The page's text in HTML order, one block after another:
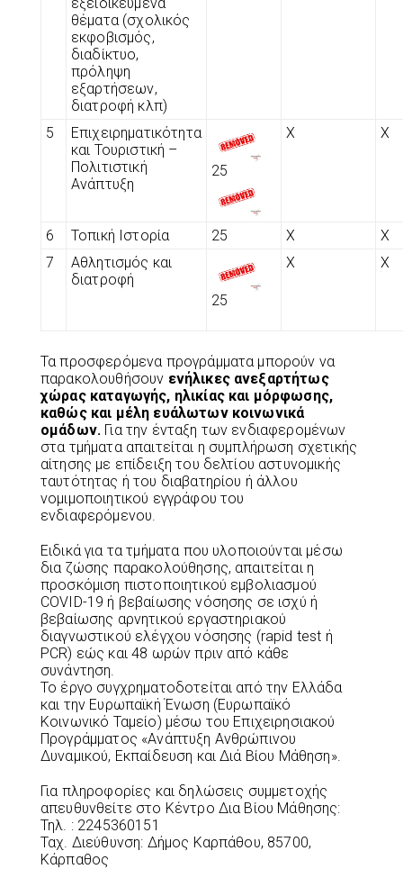
θέματα (σχολικός
εκφοβισμός,
διαδίκτυο,
πρόληψη
εξαρτήσεων,
διατροφή κλπ)
5
Επιχειρηματικότητα
και Τουριστική –
Πολιτιστική
Ανάπτυξη
25
Χ Χ
6 Τοπική Ιστορία 25 Χ
Χ
7
Αθλητισμός και
διατροφή
25
Χ Χ
Τα προσφερόμενα προγράμματα μπορούν να
παρακολουθήσουν ενήλικες ανεξαρτήτως
χώρας καταγωγής, ηλικίας και μόρφωσης,
καθώς και μέλη ευάλωτων κοινωνικά
ομάδων. Για την ένταξη των ενδιαφερομένων
στα τμήματα απαιτείται η συμπλήρωση σχετικής
αίτησης με επίδειξη του δελτίου αστυνομικής
ταυτότητας ή του διαβατηρίου ή άλλου
νομιμοποιητικού εγγράφου του
ενδιαφερόμενου.
Ειδικά για τα τμήματα που υλοποιούνται μέσω
δια ζώσης παρακολούθησης, απαιτείται η
προσκόμιση πιστοποιητικού εμβολιασμού
COVID-19 ή βεβαίωσης νόσησης σε ισχύ ή
βεβαίωσης αρνητικού εργαστηριακού
διαγνωστικού ελέγχου νόσησης (rapid test ή
PCR) εώς και 48 ωρών πριν από κάθε
συνάντηση.
Το έργο συγχρηματοδοτείται από την Ελλάδα
και την Ευρωπαϊκή Ένωση (Ευρωπαϊκό
Κοινωνικό Ταμείο) μέσω του Επιχειρησιακού
Προγράμματος «Ανάπτυξη Ανθρώπινου
Δυναμικού, Εκπαίδευση και Διά Βίου Μάθηση».
Για πληροφορίες και δηλώσεις συμμετοχής
απευθυνθείτε στο Κέντρο Δια Βίου Μάθησης:
Τηλ. : 2245360151
Ταχ. Διεύθυνση: Δήμος Καρπάθου, 85700,
Κάρπαθος